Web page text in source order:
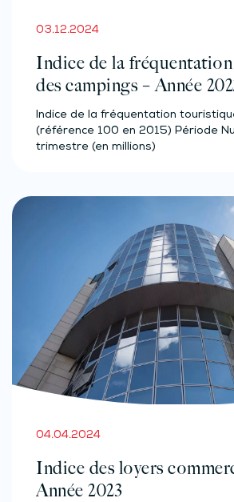
03.12.2024
Indice de la
des campings – Année
Indice de la fréquentation
(référence 100 en 2015) Période
trimestre (en millions)
04.04.2024
Indice des loyers
Année 2023